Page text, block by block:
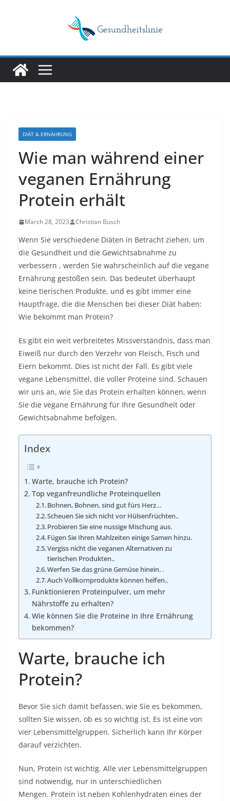
DIÄT & ERNÄHRUNG
Wie man während einer
veganen Ernährung
Protein erhält
March 28, 2023 Christian Busch
Wenn Sie verschiedene Diäten in Betracht ziehen, um
die Gesundheit und die Gewichtsabnahme zu
verbessern , werden Sie wahrscheinlich auf die vegane
Ernährung gestoßen sein. Das bedeutet überhaupt
keine tierischen Produkte, und es gibt immer eine
Hauptfrage, die die Menschen bei dieser Diät haben:
Wie bekommt man Protein?
Es gibt ein weit verbreitetes Missverständnis, dass man
Eiweiß nur durch den Verzehr von Fleisch, Fisch und
Eiern bekommt. Dies ist nicht der Fall. Es gibt viele
vegane Lebensmittel, die voller Proteine ​​sind. Schauen
wir uns an, wie Sie das Protein erhalten können, wenn
Sie die vegane Ernährung für Ihre Gesundheit oder
Gewichtsabnahme befolgen.
Index
Warte, brauche ich Protein?
Top veganfreundliche Proteinquellen
Bohnen, Bohnen, sind gut fürs Herz…
Scheuen Sie sich nicht vor Hülsenfrüchten..
Probieren Sie eine nussige Mischung aus.
Fügen Sie Ihren Mahlzeiten einige Samen hinzu.
Vergiss nicht die veganen Alternativen zu
tierischen Produkten..
Werfen Sie das grüne Gemüse hinein. .
Auch Vollkornprodukte können helfen..
Funktionieren Proteinpulver, um mehr
Nährstoffe zu erhalten?
Wie können Sie die Proteine ​​​​in Ihre Ernährung
bekommen?
Warte, brauche ich
Protein?
Bevor Sie sich damit befassen, wie Sie es bekommen,
sollten Sie wissen, ob es so wichtig ist. Es ist eine von
vier Lebensmittelgruppen. Sicherlich kann Ihr Körper
darauf verzichten.
Nun, Protein ist wichtig. Alle vier Lebensmittelgruppen
sind notwendig, nur in unterschiedlichen
Mengen. Protein ist neben Kohlenhydraten eines der